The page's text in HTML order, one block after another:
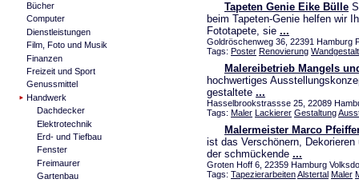
Bücher
Computer
Dienstleistungen
Film, Foto und Musik
Finanzen
Freizeit und Sport
Genussmittel
Handwerk
Dachdecker
Elektrotechnik
Erd- und Tiefbau
Fenster
Freimaurer
Gartenbau
Tapeten Genie Eike Bülle
beim Tapeten-Genie helfen wir
Fototapete, sie ...
Goldröschenweg 36, 22391 Hamburg
Tags: Poster Renovierung
Malereibetrieb Mangels
hochwertiges
gestaltete ...
Hasselbrookstrassse 25, 22089
Tags: Maler Lackierer Gestaltung
Malermeister Marco
ist das Verschönern,
der schmückende ...
Groten Hoff 6, 22359 Hamburg
Tags: TapezierarbeitenAlstertal Maler